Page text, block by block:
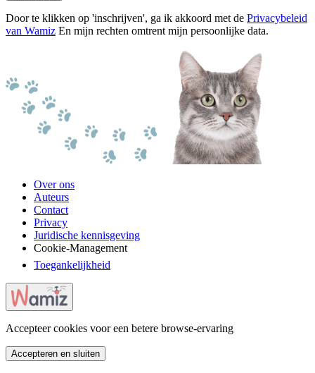
Door te klikken op 'inschrijven', ga ik akkoord met de Privacybeleid
van Wamiz En mijn rechten omtrent mijn persoonlijke data.
Over ons
Auteurs
Contact
Privacy
Juridische kennisgeving
Cookie-Management
Toegankelijkheid
Accepteer cookies voor een betere browse-ervaring
Accepteren en sluiten